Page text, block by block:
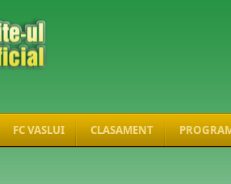
FC VASLUI CLASAMENT